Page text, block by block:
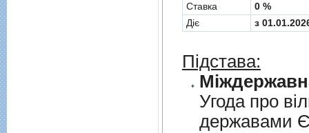
Cтавка
0 %
Діє
з
Підстава:
Угода про
державами